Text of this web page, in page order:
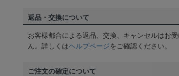
返品・交換について
お客様都合による返品、交換、キャンセルはお
ん。詳しくはヘルプページをご確認ください。
ご注文の確定について